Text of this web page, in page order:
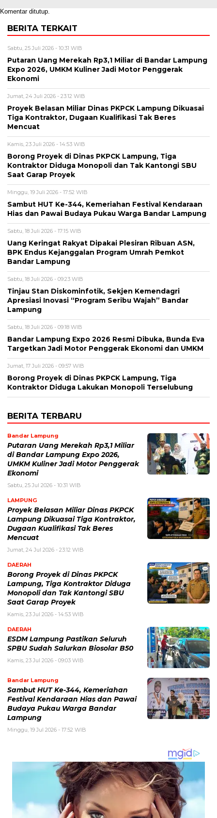
Komentar ditutup.
BERITA TERKAIT
Sabtu, 25 Juli 2026 - 10:31 WIB
Putaran Uang Merekah Rp3,1 Miliar di Bandar Lampung
Expo 2026, UMKM Kuliner Jadi Motor Penggerak
Ekonomi
Jumat, 24 Juli 2026 - 23:12 WIB
Proyek Belasan Miliar Dinas PKPCK Lampung Dikuasai
Tiga Kontraktor, Dugaan Kualifikasi Tak Beres
Mencuat
Kamis, 23 Juli 2026 - 14:53 WIB
Borong Proyek di Dinas PKPCK Lampung, Tiga
Kontraktor Diduga Monopoli dan Tak Kantongi SBU
Saat Garap Proyek
Minggu, 19 Juli 2026 - 17:52 WIB
Sambut HUT Ke-344, Kemeriahan Festival Kendaraan
Hias dan Pawai Budaya Pukau Warga Bandar Lampung
Sabtu, 18 Juli 2026 - 17:15 WIB
Uang Keringat Rakyat Dipakai Plesiran Ribuan ASN,
BPK Endus Kejanggalan Program Umrah Pemkot
Bandar Lampung
Sabtu, 18 Juli 2026 - 09:23 WIB
Tinjau Stan Diskominfotik, Sekjen Kemendagri
Apresiasi Inovasi “Program Seribu Wajah” Bandar
Lampung
Sabtu, 18 Juli 2026 - 09:18 WIB
Bandar Lampung Expo 2026 Resmi Dibuka, Bunda Eva
Targetkan Jadi Motor Penggerak Ekonomi dan UMKM
Jumat, 17 Juli 2026 - 09:57 WIB
Borong Proyek di Dinas PKPCK Lampung, Tiga
Kontraktor Diduga Lakukan Monopoli Terselubung
BERITA TERBARU
Bandar Lampung
Putaran Uang Merekah Rp3,1 Miliar
di Bandar Lampung Expo 2026,
UMKM Kuliner Jadi Motor Penggerak
Ekonomi
Sabtu, 25 Jul 2026 - 10:31 WIB
LAMPUNG
Proyek Belasan Miliar Dinas PKPCK
Lampung Dikuasai Tiga Kontraktor,
Dugaan Kualifikasi Tak Beres
Mencuat
Jumat, 24 Jul 2026 - 23:12 WIB
DAERAH
Borong Proyek di Dinas PKPCK
Lampung, Tiga Kontraktor Diduga
Monopoli dan Tak Kantongi SBU
Saat Garap Proyek
Kamis, 23 Jul 2026 - 14:53 WIB
DAERAH
ESDM Lampung Pastikan Seluruh
SPBU Sudah Salurkan Biosolar B50
Kamis, 23 Jul 2026 - 09:03 WIB
Bandar Lampung
Sambut HUT Ke-344, Kemeriahan
Festival Kendaraan Hias dan Pawai
Budaya Pukau Warga Bandar
Lampung
Minggu, 19 Jul 2026 - 17:52 WIB